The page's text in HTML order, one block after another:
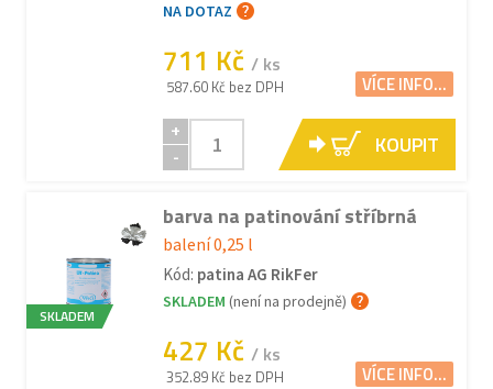
NA DOTAZ
711 Kč / ks
587.60 Kč bez DPH VÍCE INFO...
+
-
KOUPIT
SKLADEM
barva na patinování stříbrná
balení 0,25 l
Kód: patina AG RikFer
SKLADEM (není na prodejně)
427 Kč / ks
352.89 Kč bez DPH VÍCE INFO...